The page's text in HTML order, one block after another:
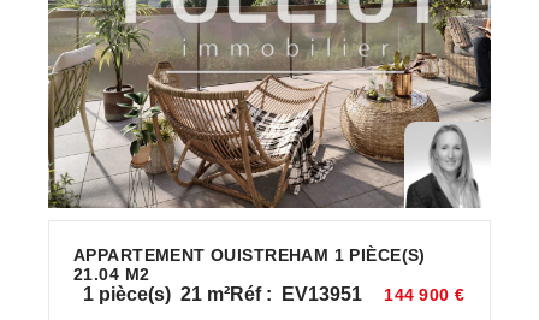
APPARTEMENT OUISTREHAM 1 PIÈCE(S)
21.04 M2
1 pièce(s) 21 m²Réf : EV13951 144 900 €